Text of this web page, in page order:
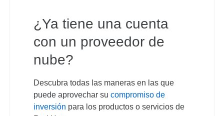
¿Ya tiene una cuenta
con un proveedor de
nube?
Descubra todas las maneras en las que
puede aprovechar su compromiso de
inversión para los productos o servicios de